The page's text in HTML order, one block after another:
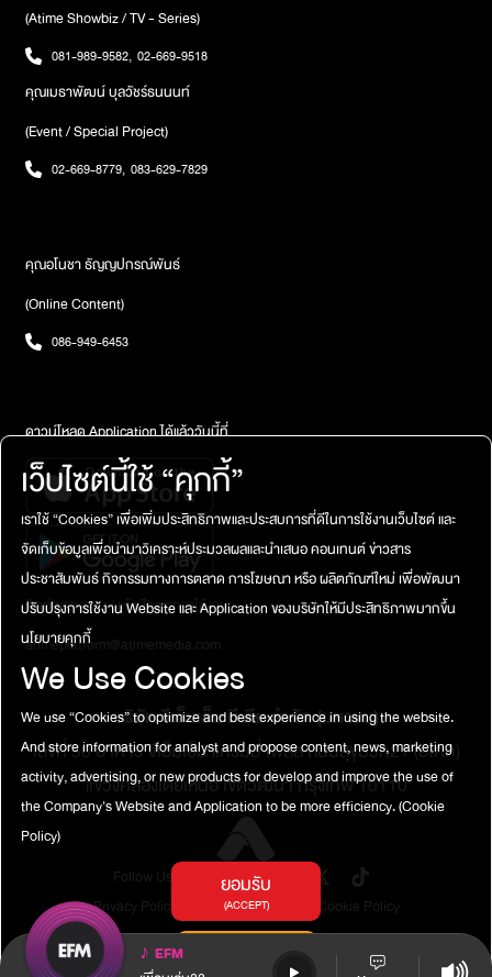
♪ EFM
(Atime Showbiz / TV - Series)
081-989-9582, 02-669-9518
คุณเมธาพัฒน์ บุลวัชร์ธนนนท์
(Event / Special Project)
02-669-8779, 083-629-7829
คุณอโนชา ธัญญปกรณ์พันธ์
(Online Content)
086-949-6453
ดาวน์โหลด Application ได้แล้ววันนี้ที่
ติดต่อสอบถาม / แจ้งปัญหาการใช้งาน
atimeplatform@atimemedia.com
บริษัท จีเอ็มเอ็ม มีเดีย จำกัด (มหาชน)
เลขที่ 50 อาคาร จีเอ็มเอ็ม แกรมมี่ เพลส ถนนสุขุมวิท21 (อโศก)
แขวงคลองเตยเหนือ เขตวัฒนา กรุงเทพ 10110
Follow Us
Privacy Policy
Terms of Service Cookie Policy
เว็บไซต์นี้ใช้ “คุกกี้”
เราใช้ “Cookies” เพื่อเพิ่มประสิทธิภาพและประสบการที่ดีในการใช้งานเว็บไซต์ และ
จัดเก็บข้อมูลเพื่อนำมาวิเคราะห์ประมวลผลและนำเสนอ คอนเทนต์ ข่าวสาร
ประชาสัมพันธ์ กิจกรรมทางการตลาด การโฆษณา หรือ ผลิตภัณฑ์ใหม่ เพื่อพัฒนา
ปรับปรุงการใช้งาน Website และ Application ของบริษัทให้มีประสิทธิภาพมากขึ้น
นโยบายคุกกี้
We Use Cookies
We use “Cookies” to optimize and best experience in using the website.
And store information for analyst and propose content, news, marketing
activity, advertising, or new products for develop and improve the use of
the Company's Website and Application to be more efficiency.(Cookie
Policy)
ยอมรับ
(ACCEPT)
การตั้งค่าคุกกี้